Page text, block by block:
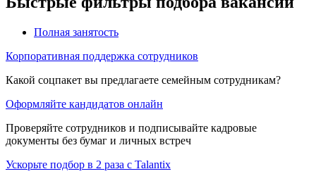
Полная занятость
Корпоративная поддержка сотрудников
Какой соцпакет вы предлагаете семейным сотрудникам?
Оформляйте кандидатов онлайн
Проверяйте сотрудников и подписывайте кадровые
документы без бумаг и личных встреч
Ускорьте подбор в 2 раза с Talantix